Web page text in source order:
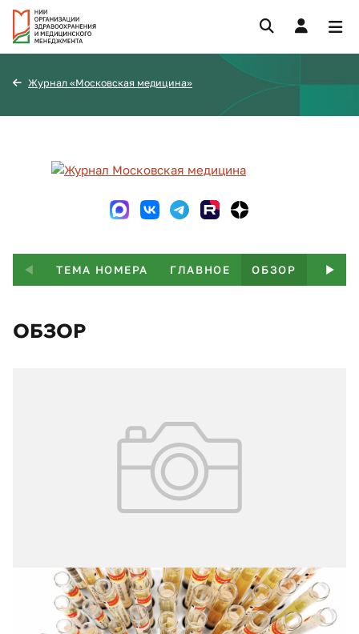
Журнал «Московская медицина»
ТЕМА НОМЕРА ГЛАВНОЕ ОБЗОР
ОБЗОР
16.07.2026 № 3 (73)
Клинико-диагностическая